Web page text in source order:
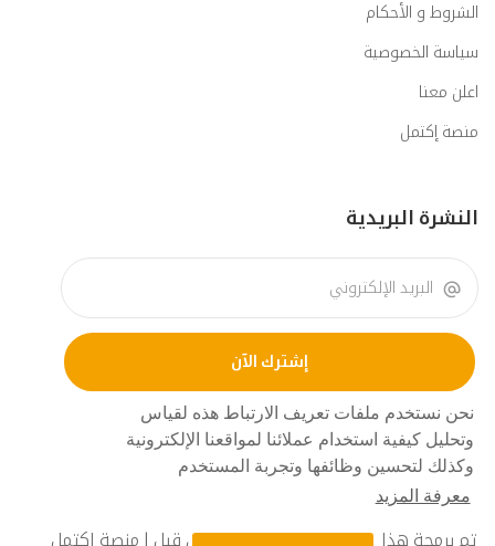
نحن نستخدم ملفات تعريف الارتباط هذه لقياس
وتحليل كيفية استخدام عملائنا لمواقعنا الإلكترونية
وكذلك لتحسين وظائفها وتجربة المستخدم
معرفة المزيد
الشروط و الأحكام
سياسة الخصوصية
اعلن معنا
منصة إكتمل
النشرة البريدية
إشترك الآن
تم برمجة هذا الممشروع في © 2023 من قبل | منصة إكتمل